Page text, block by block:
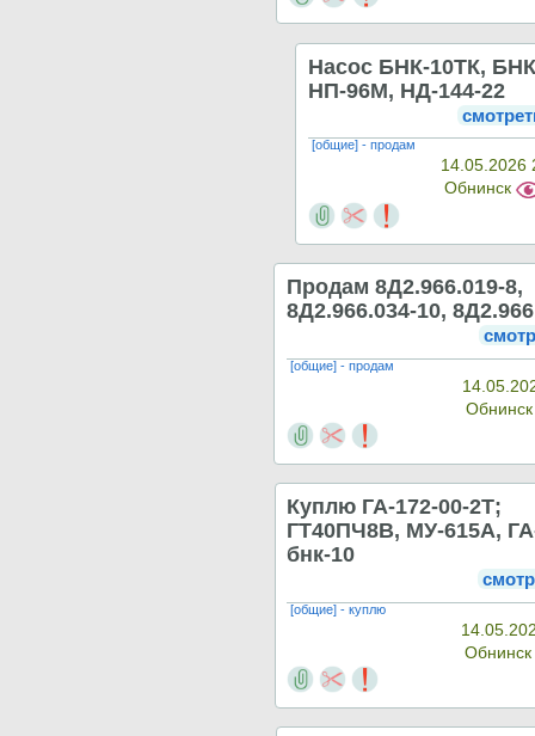
Насос БНК-10ТК,
НП-96М, НД-144-22
[общие] - продам
14.05.2026
Обнинск
Продам 8Д2.966.019-8,
8Д2.966.034-10,
[общие] - продам
Куплю ГА-172-00-2Т;
ГТ40ПЧ8В, МУ-615А,
бнк-10
[общие] - куплю